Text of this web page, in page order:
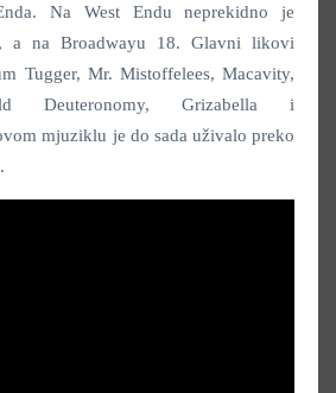
Na West Endu neprekidno je
a na Broadwayu 18. Glavni likovi
Tugger, Mr. Mistoffelees, Macavity,
Deuteronomy, Grizabella i
mjuziklu je do sada uživalo preko